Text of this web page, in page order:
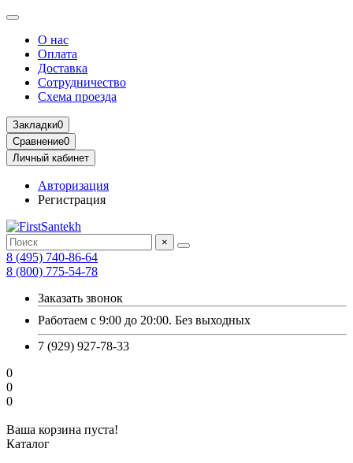
О нас
Оплата
Доставка
Сотрудничество
Схема проезда
Закладки0
Сравнение0
Личный кабинет
Авторизация
Регистрация
×
8 (495) 740-86-64
8 (800) 775-54-78
Заказать звонок
Работаем с 9:00 до 20:00. Без выходных
7 (929) 927-78-33
0
0
0
Ваша корзина пуста!
Каталог